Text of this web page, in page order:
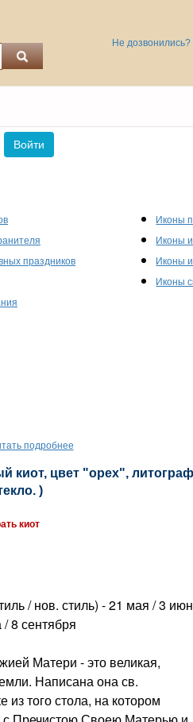
Не
Войти
праздников
Иконы
Иконы
Иконы
Иконы
подробнее
киот, цвет "орех",
)
киот
/ нов. стиль) - 21 мая / 3
8 сентября
Матери - это великая,
Написана она св.
из того стола, на котором